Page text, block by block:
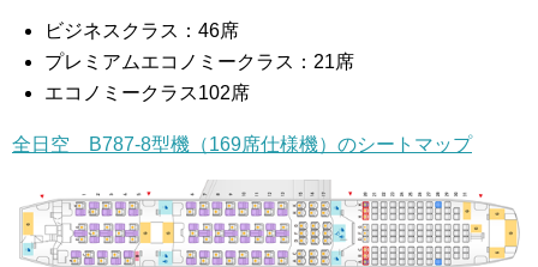
ビジネスクラス：46席
プレミアムエコノミークラス：21席
エコノミークラス102席
全日空 B787-8型機（169席仕様機）のシートマップ